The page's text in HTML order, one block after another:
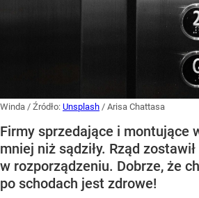
Winda / Źródło: Unsplash / Arisa Chattasa
Firmy sprzedające i montujące
mniej niż sądziły. Rząd
w rozporządzeniu. Dobrze, że
po schodach jest zdrowe!